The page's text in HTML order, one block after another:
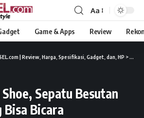
Aa
Game & Apps Review
| Review, Harga, Spesifikasi, Gadget, dan, HP >
Sepatu Besutan
Bisa Bicara